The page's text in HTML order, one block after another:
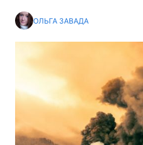
ОЛЬГА ЗАВАДА